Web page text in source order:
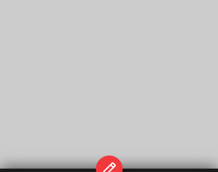
Название формы